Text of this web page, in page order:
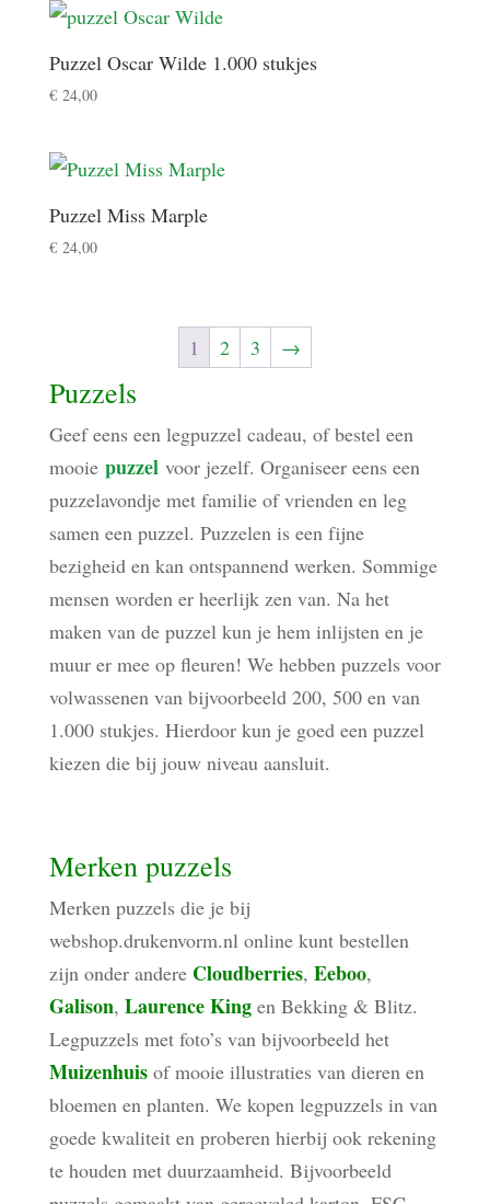
Puzzel Oscar Wilde 1.000 stukjes
€24,00
Puzzel Miss Marple
€24,00
1 2 3 →
Puzzels
Geef eens een legpuzzel cadeau, of bestel een
mooie puzzel voor jezelf. Organiseer eens een
puzzelavondje met familie of vrienden en leg
samen een puzzel. Puzzelen is een fijne
bezigheid en kan ontspannend werken. Sommige
mensen worden er heerlijk zen van. Na het
maken van de puzzel kun je hem inlijsten en je
muur er mee op fleuren! We hebben puzzels voor
volwassenen van bijvoorbeeld 200, 500 en van
1.000 stukjes. Hierdoor kun je goed een puzzel
kiezen die bij jouw niveau aansluit.
Merken puzzels
Merken puzzels die je bij
webshop.drukenvorm.nl online kunt bestellen
zijn onder andere Cloudberries, Eeboo,
Galison, Laurence Kingen Bekking & Blitz.
Legpuzzels met foto’s van bijvoorbeeld het
Muizenhuisof mooie illustraties van dieren en
bloemen en planten. We kopen legpuzzels in van
goede kwaliteit en proberen hierbij ook rekening
te houden met duurzaamheid. Bijvoorbeeld